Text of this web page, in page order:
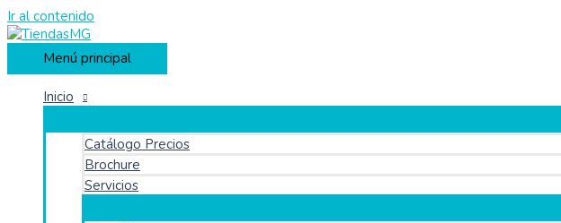
Ir al contenido
Menú principal
Inicio
Catálogo Precios
Brochure
Servicios